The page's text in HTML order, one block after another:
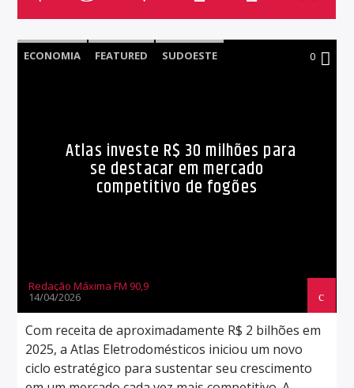
ECONOMIA FEATURED SUDOESTE 0
Atlas investe R$ 30 milhões para
se destacar em mercado
competitivo de fogões
Redação Máxima FM 90,9
14/04/2026
Com receita de aproximadamente R$ 2 bilhões em
2025, a Atlas Eletrodomésticos iniciou um novo
ciclo estratégico para sustentar seu crescimento